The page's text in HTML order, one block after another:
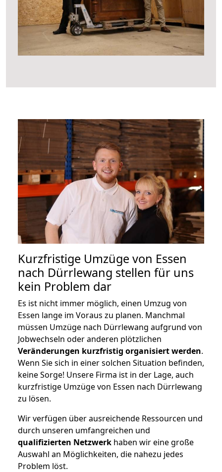
Kurzfristige Umzüge von Essen
nach Dürrlewang stellen für uns
kein Problem dar
Es ist nicht immer möglich, einen Umzug von
Essen lange im Voraus zu planen. Manchmal
müssen Umzüge nach Dürrlewang aufgrund von
Jobwechseln oder anderen plötzlichen
Veränderungen kurzfristig organisiert werden.
Wenn Sie sich in einer solchen Situation befinden,
keine Sorge! Unsere Firma ist in der Lage, auch
kurzfristige Umzüge von Essen nach Dürrlewang
zu lösen.
Wir verfügen über ausreichende Ressourcen und
durch unseren umfangreichen und
qualifizierten Netzwerk haben wir eine große
Auswahl an Möglichkeiten, die nahezu jedes
Problem löst.